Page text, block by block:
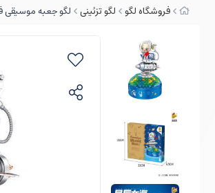
فروشگاه لگو لگو تزئینی لگو جعبه موسیقی